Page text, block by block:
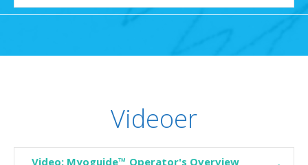
Videoer
Video: Myoguide™ Operator's Overview